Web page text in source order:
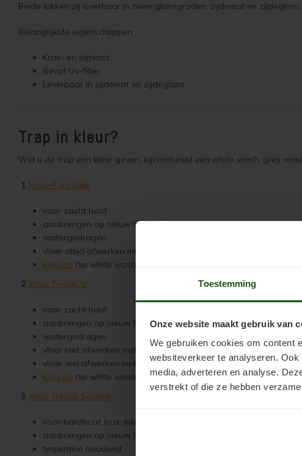
Toestemming
Onze website maakt gebruik van
We gebruiken cookies om content
websiteverkeer te analyseren.
media, adverteren en analyse.
verstrekt of die ze hebben
Beide lakken zij leverbaar in twee glansgraden: zijdemat en zijdeglans.
Belangrijkste eigenschappen:
Kras- en slijtvast
Bevat Uv-filter
Leverbaar in zijdemat en zijdeglans
Trap in kleur?
Wilt u de trap een kleur geven, bijvoorbeeld een white wash, grey
1.Jotun Panellakk
voor zacht hout
aanbrengen op nieuw hout, eerder gelakt- gebeitst hout of kaal
watergedragen
vloer altijd afwerken met blanke lak
Kleuren (tip white wash kleur: 0754 PanellHvit | tip grey wash
2.Jotun Treolje V
voor zacht hout
aanbrengen op nieuw hout of kaal geschuurd hout.
watergedragen
vloer niet afwerken met blanke lak voor meest natuurlijke
vloer wel afwerken met blanke lak voor maximale bescherming
Kleuren (tip white wash kleur: 600 Weiss | tip grey wash kleur:
3.Jotun Treolje Solvent
voor hardhout (o.a. eiken)
aanbrengen op nieuw hout of kaal geschuurd hout.
terpentine houdend